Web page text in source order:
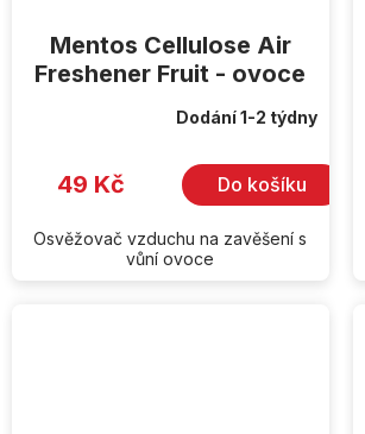
Mentos Cellulose Air
Freshener Fruit - ovoce
Dodání 1-2 týdny
49 Kč Do košíku
Osvěžovač vzduchu na zavěšení s
vůní ovoce